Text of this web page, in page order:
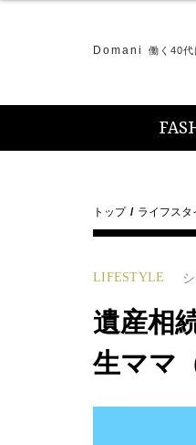
Domani 働く40代
トップ ライフスタ
LIFESTYLE
遺産相
生ママ